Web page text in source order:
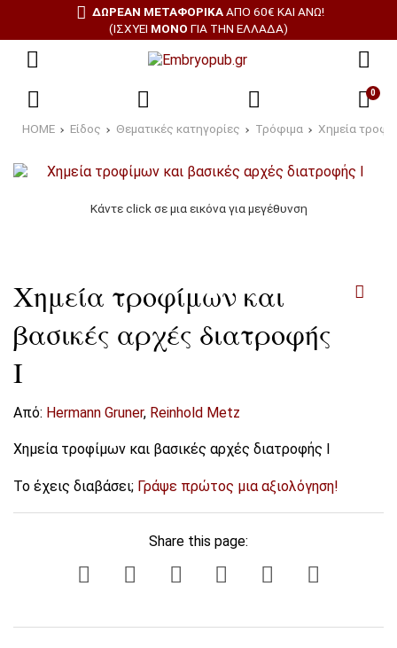
ΔΩΡΕΑΝ ΜΕΤΑΦΟΡΙΚΑΑΠΌ 60€ ΚΑΙ ΆΝΩ!
(ΙΣΧΎΕΙ ΜΌΝΟ ΓΙΑ ΤΗΝ ΕΛΛΆΔΑ)
0
HOME Είδος Θεματικές κατηγορίες Τρόφιμα Χημεία
Κάντε click σε μια εικόνα για μεγέθυνση
Χημεία τροφίμων και
βασικές αρχές διατροφής
Ι
Από: Hermann Gruner, Reinhold Metz
Χημεία τροφίμων και βασικές αρχές διατροφής Ι
Το έχεις διαβάσει; Γράψε πρώτος μια αξιολόγηση!
Share this page: